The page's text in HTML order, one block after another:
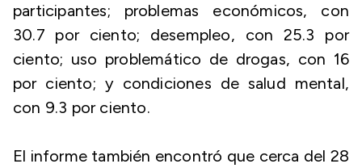
participantes; problemas económicos, con
30.7 por ciento; desempleo, con 25.3 por
ciento; uso problemático de drogas, con 16
por ciento; y condiciones de salud mental,
con 9.3 por ciento.
El informe también encontró que cerca del 28